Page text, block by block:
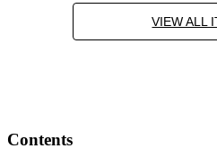
VIEW ALL
Contents